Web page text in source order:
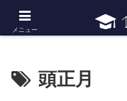
日常で必要な常
頭正月
メニュー